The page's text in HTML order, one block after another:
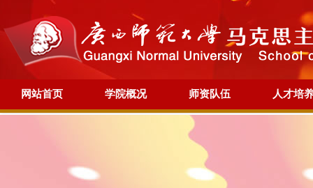
网站首页 学院概况 师资队伍 人才培